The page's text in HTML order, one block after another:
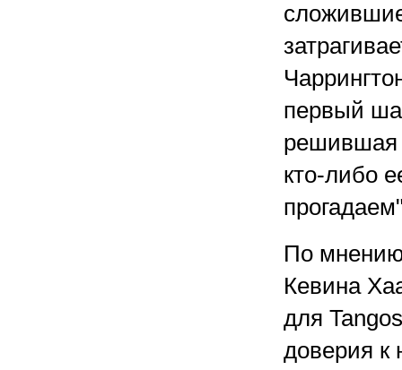
первый
решившая
кто-либо
По мнению
Кевина
для
доверия к